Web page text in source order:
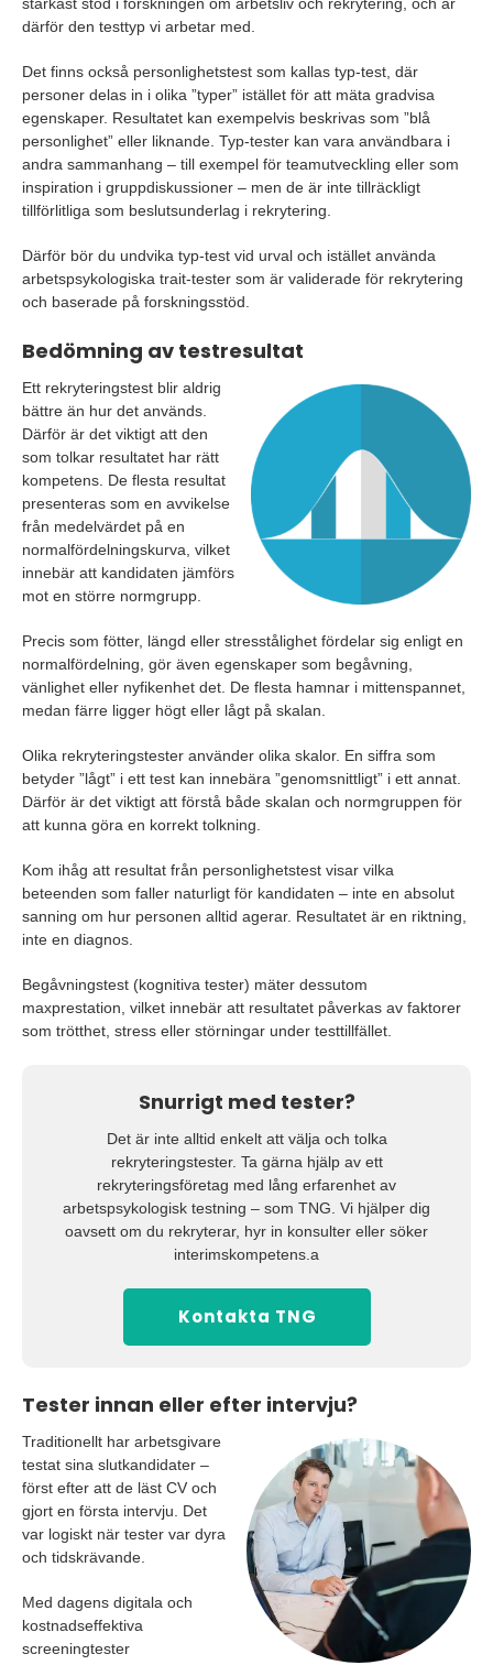
starkast stöd i forskningen om arbetsliv och rekrytering, och är
därför den testtyp vi arbetar med.
Det finns också personlighetstest som kallas typ-test, där
personer delas in i olika ”typer” istället för att mäta gradvisa
egenskaper. Resultatet kan exempelvis beskrivas som ”blå
personlighet” eller liknande. Typ-tester kan vara användbara i
andra sammanhang – till exempel för teamutveckling eller som
inspiration i gruppdiskussioner – men de är inte tillräckligt
tillförlitliga som beslutsunderlag i rekrytering.
Därför bör du undvika typ-test vid urval och istället använda
arbetspsykologiska trait-tester som är validerade för rekrytering
och baserade på forskningsstöd.
Bedömning av testresultat
Ett rekryteringstest blir aldrig
bättre än hur det används.
Därför är det viktigt att den
som tolkar resultatet har rätt
kompetens. De flesta resultat
presenteras som en avvikelse
från medelvärdet på en
normalfördelningskurva, vilket
innebär att kandidaten jämförs
mot en större normgrupp.
Precis som fötter, längd eller stresstålighet fördelar sig enligt en
normalfördelning, gör även egenskaper som begåvning,
vänlighet eller nyfikenhet det. De flesta hamnar i mittenspannet,
medan färre ligger högt eller lågt på skalan.
Olika rekryteringstester använder olika skalor. En siffra som
betyder ”lågt” i ett test kan innebära ”genomsnittligt” i ett annat.
Därför är det viktigt att förstå både skalan och normgruppen för
att kunna göra en korrekt tolkning.
Kom ihåg att resultat från personlighetstest visar vilka
beteenden som faller naturligt för kandidaten – inte en absolut
sanning om hur personen alltid agerar. Resultatet är en riktning,
inte en diagnos.
Begåvningstest (kognitiva tester) mäter dessutom
maxprestation, vilket innebär att resultatet påverkas av faktorer
som trötthet, stress eller störningar under testtillfället.
Snurrigt med tester?
Det är inte alltid enkelt att välja och tolka
rekryteringstester. Ta gärna hjälp av ett
rekryteringsföretag med lång erfarenhet av
arbetspsykologisk testning – som TNG. Vi hjälper dig
oavsett om du rekryterar, hyr in konsulter eller söker
interimskompetens.a
Kontakta TNG
Tester innan eller efter intervju?
Traditionellt har arbetsgivare
testat sina slutkandidater –
först efter att de läst CV och
gjort en första intervju. Det
var logiskt när tester var dyra
och tidskrävande.
Med dagens digitala och
kostnadseffektiva
screeningtester